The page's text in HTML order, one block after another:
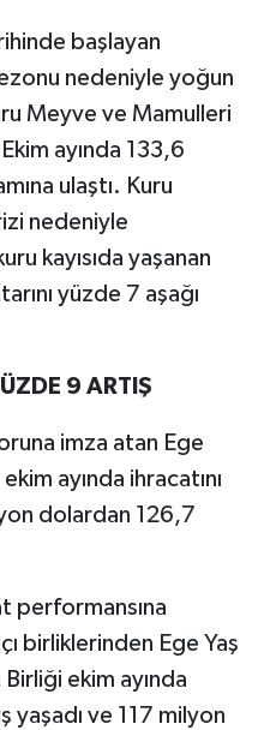
başlayan
nedeniyle yoğun
Meyve ve Mamulleri
ayında 133,6
ulaştı. Kuru
nedeniyle
kayısıda yaşanan
yüzde 7 aşağı
9 ARTIŞ
imza atan Ege
ayında ihracatını
dolardan 126,7
performansına
birliklerinden Ege Yaş
ekim ayında
yaşadı ve 117 milyon